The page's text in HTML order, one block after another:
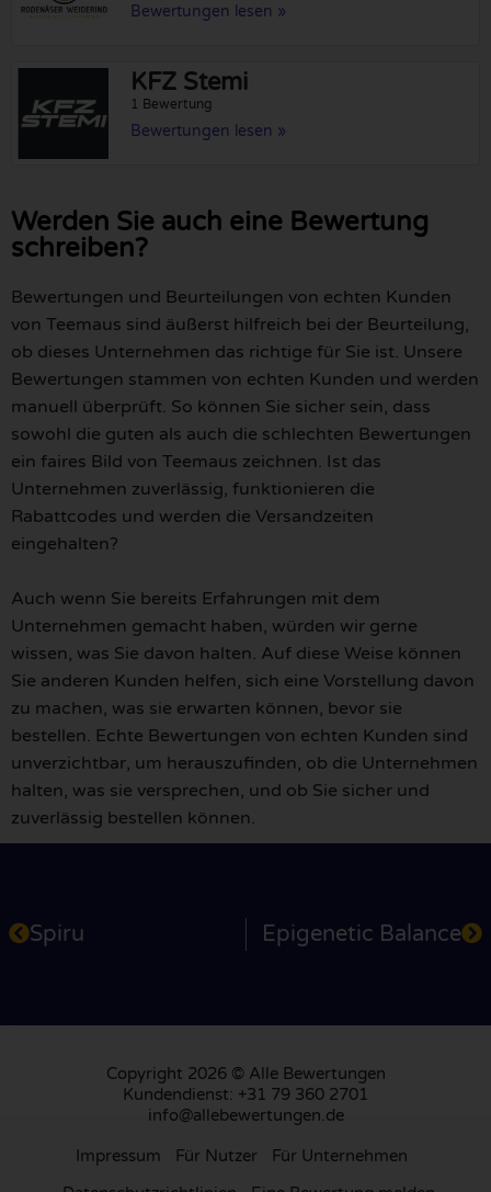
Bewertungen lesen »
KFZ Stemi
1 Bewertung
Bewertungen lesen »
Werden Sie auch eine Bewertung
schreiben?
Bewertungen und Beurteilungen von echten Kunden
von Teemaus sind äußerst hilfreich bei der Beurteilung,
ob dieses Unternehmen das richtige für Sie ist. Unsere
Bewertungen stammen von echten Kunden und werden
manuell überprüft. So können Sie sicher sein, dass
sowohl die guten als auch die schlechten Bewertungen
ein faires Bild von Teemaus zeichnen. Ist das
Unternehmen zuverlässig, funktionieren die
Rabattcodes und werden die Versandzeiten
eingehalten?
Auch wenn Sie bereits Erfahrungen mit dem
Unternehmen gemacht haben, würden wir gerne
wissen, was Sie davon halten. Auf diese Weise können
Sie anderen Kunden helfen, sich eine Vorstellung davon
zu machen, was sie erwarten können, bevor sie
bestellen. Echte Bewertungen von echten Kunden sind
unverzichtbar, um herauszufinden, ob die Unternehmen
halten, was sie versprechen, und ob Sie sicher und
zuverlässig bestellen können.
Spiru Epigenetic Balance
Copyright 2026 © Alle Bewertungen
Kundendienst: +31 79 360 2701
info@allebewertungen.de
Impressum Für Nutzer
Für Unternehmen